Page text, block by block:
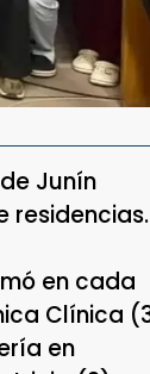
Junín
residencias.
en cada
Clínica
en